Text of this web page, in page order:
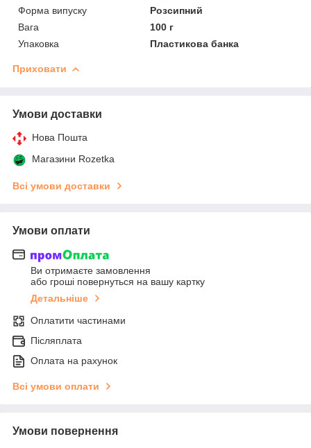
Форма випуску
Розсипний
Вага
100 г
Упаковка
Пластикова банка
Приховати
Умови доставки
Нова Пошта
Магазини Rozetka
Всі умови доставки
Умови оплати
Ви отримаєте замовлення
або гроші повернуться на вашу картку
Детальніше
Оплатити частинами
Післяплата
Оплата на рахунок
Всі умови оплати
Умови повернення